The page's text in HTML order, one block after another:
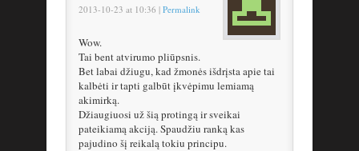
2013-10-23 at 10:36 | Permalink
Wow.
Tai bent atvirumo pliūpsnis.
Bet labai džiugu, kad žmonės išdrįsta apie tai
kalbėti ir tapti galbūt įkvėpimu lemiamą
akimirką.
Džiaugiuosi už šią protingą ir sveikai
pateikiamą akciją. Spaudžiu ranką kas
pajudino šį reikalą tokiu principu.